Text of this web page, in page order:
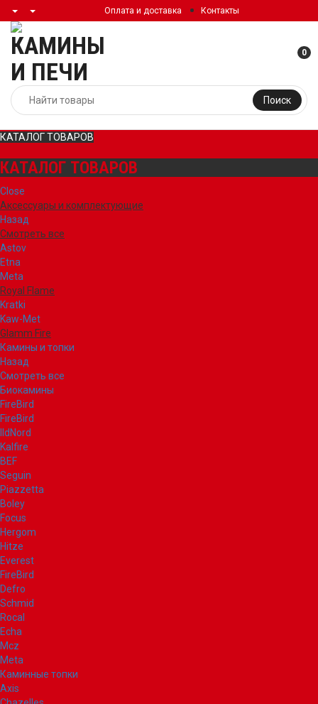
Оплата и доставка Контакты
Поиск
0
КАТАЛОГ ТОВАРОВ
КАТАЛОГ ТОВАРОВ
Close
Аксессуары и комплектующие
Назад
Смотреть все
Astov
Etna
Meta
Royal Flame
Kratki
Kaw-Met
Glamm Fire
Камины и топки
Назад
Смотреть все
Биокамины
FireBird
FireBird
IldNord
Kalfire
BEF
Seguin
Piazzetta
Boley
Focus
Hergom
Hitze
Everest
FireBird
Defro
Schmid
Rocal
Echa
Mcz
Meta
Каминные топки
Axis